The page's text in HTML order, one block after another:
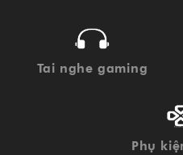
Tai nghe gaming
Phụ